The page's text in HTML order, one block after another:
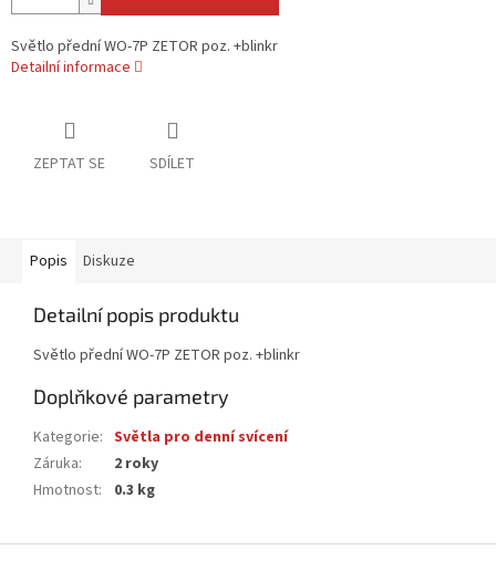
Světlo přední WO-7P ZETOR poz. +blinkr
Detailní informace
ZEPTAT SE SDÍLET
Popis Diskuze
Detailní popis produktu
Světlo přední WO-7P ZETOR poz. +blinkr
Doplňkové parametry
Kategorie: Světla pro denní svícení
Záruka:
2 roky
Hmotnost: 0.3 kg